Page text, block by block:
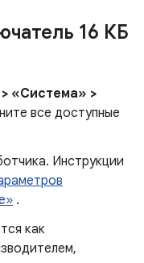
16 КБ
«Система» >
все доступные
Инструкции
.
как